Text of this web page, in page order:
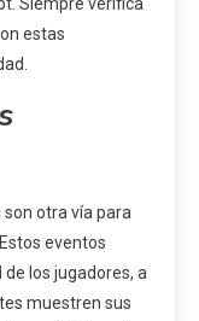
estas
son otra vía para
eventos
los jugadores, a
muestren sus